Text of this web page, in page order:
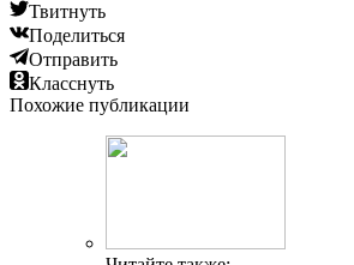
Твитнуть
Поделиться
Отправить
Класснуть
Похожие публикации